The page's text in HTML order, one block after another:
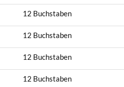
12 Buchstaben
12 Buchstaben
12 Buchstaben
12 Buchstaben